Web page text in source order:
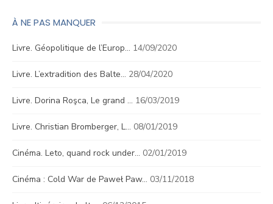
À NE PAS MANQUER
Livre. Géopolitique de l’Europ… 14/09/2020
Livre. L’extradition des Balte… 28/04/2020
Livre. Dorina Roşca, Le grand … 16/03/2019
Livre. Christian Bromberger, L… 08/01/2019
Cinéma. Leto, quand rock under… 02/01/2019
Cinéma : Cold War de Paweł Paw… 03/11/2018